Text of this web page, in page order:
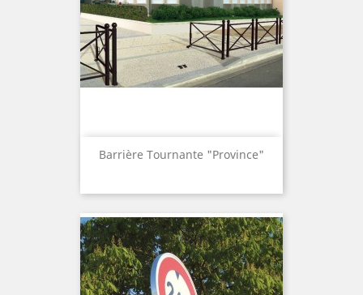
Barrière Tournante "Province"